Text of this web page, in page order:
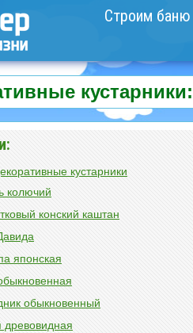
Строим баню
кустарники
колючий
конский каштан
японская
обыкновенный
древовидная